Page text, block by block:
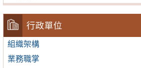
行政單位
組織架構
業務職掌